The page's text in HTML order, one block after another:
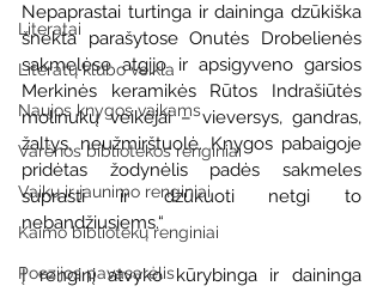
Literatai
Literatų klubo veikla
Naujos knygos vaikams
Varėnos bibliotekos renginiai
Vaikų ir jaunimo renginiai
Kaimo bibliotekų renginiai
Poezijos pavasarėlis
Nepaprastai turtinga ir daininga dzūkiška
šnekta parašytose Onutės Drobelienės
sakmelėse atgijo ir apsigyveno garsios
Merkinės keramikės Rūtos Indrašiūtės
molinukų veikėjai – vieversys, gandras,
žaltys, neužmirštuolė. Knygos pabaigoje
pridėtas žodynėlis padės sakmeles
suprasti ir dzūkuoti netgi to
nebandžiusiems.“
Į renginį atvyko kūrybinga ir daininga